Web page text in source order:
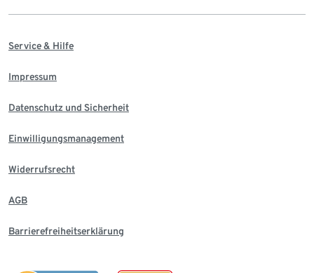
Service & Hilfe
Impressum
Datenschutz und Sicherheit
Einwilligungsmanagement
Widerrufsrecht
AGB
Barrierefreiheitserklärung